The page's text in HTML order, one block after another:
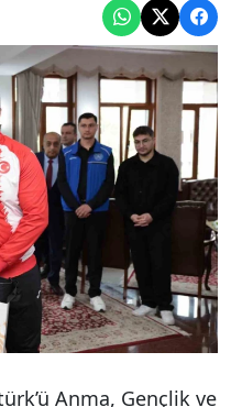
Anma, Gençlik ve